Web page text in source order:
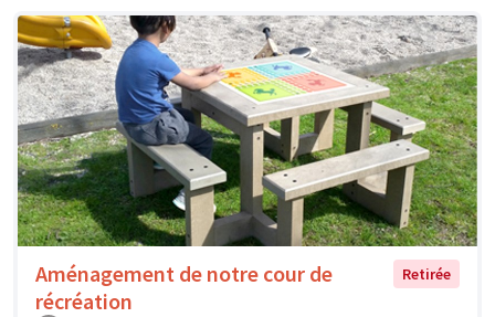
Aménagement de notre cour de
récréation
Retirée